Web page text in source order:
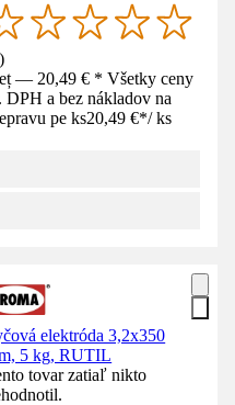
)
— 20,49 € * Všetky ceny
DPH a bez nákladov na
pe ks20,49 €*/ ks
elektróda 3,2x350
5 kg, RUTIL
tovar zatiaľ nikto